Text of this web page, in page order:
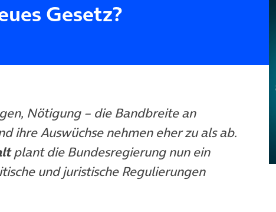
Gesetz?
Nötigung – die Bandbreite an
ihre Auswüchse nehmen eher zu als ab.
plant die Bundesregierung nun ein
und juristische Regulierungen